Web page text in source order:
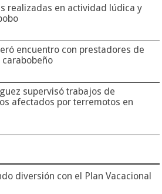
realizadas en actividad lúdica y
encuentro con prestadores de
supervisó trabajos de
afectados por terremotos en
diversión con el Plan Vacacional